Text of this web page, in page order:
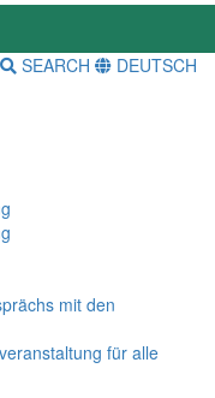
SEARCH DEUTSCH
mit den
für alle